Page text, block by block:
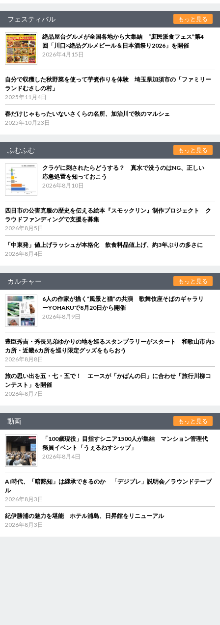
フェスティバル もっと見る
絶品屋台グルメが全国各地から大集結 “庶民派食フェス”第4
回「川口×絶品グルメビール＆日本酒祭り2026」を開催
2026年4月15日
自分で収穫した秋野菜を使って芋煮作りを体験 埼玉県加須市の「ファミリー
ランドむさしの村」
2025年11月4日
春だけじゃもったいないさくらの名所、加治川で秋のマルシェ
2025年10月23日
ふむふむ もっと見る
クラゲに刺されたらどうする？ 真水で洗うのはNG、正しい
応急処置を知っておこう
2026年8月10日
四日市の公害克服の歴史を伝える絵本『スモックリン』制作プロジェクト ク
ラウドファンディングで支援を募集
2026年8月5日
「中東発」値上げラッシュが本格化 飲食料品値上げ、約3年ぶりの多さに
2026年8月4日
カルチャー もっと見る
6人の作家が描く“風景と猫”の共演 歌舞伎座そばのギャラリ
ーYOHAKUで8月20日から開催
2026年8月9日
豊臣秀吉・秀長兄弟ゆかりの地を巡るスタンプラリーがスタート 和歌山市内5
カ所・近畿6カ所を巡り限定グッズをもらおう
2026年8月8日
旅の思い出を五・七・五で！ エースが「かばんの日」に合わせ「旅行川柳コ
ンテスト」を開催
2026年8月7日
動画 もっと見る
「100歳現役」目指すシニア1500人が集結 マンション管理代
務員イベント「うぇるねすシップ」
2026年8月4日
AI時代、「暗黙知」は継承できるのか 「デジブレ」説明会／ラウンドテーブ
ル
2026年8月3日
紀伊勝浦の魅力を堪能 ホテル浦島、日昇館をリニューアル
2026年8月3日